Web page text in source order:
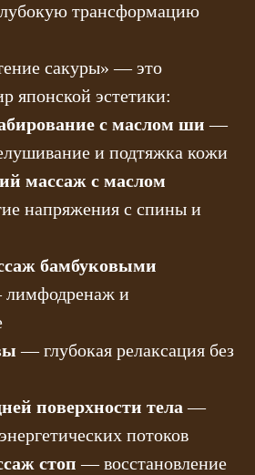
трансформацию
сакуры» — это
японской эстетики:
с маслом ши —
и подтяжка кожи
массаж с маслом
напряжения с спины и
бамбуковыми
и
— глубокая релаксация без
поверхности тела —
потоков
стоп — восстановление